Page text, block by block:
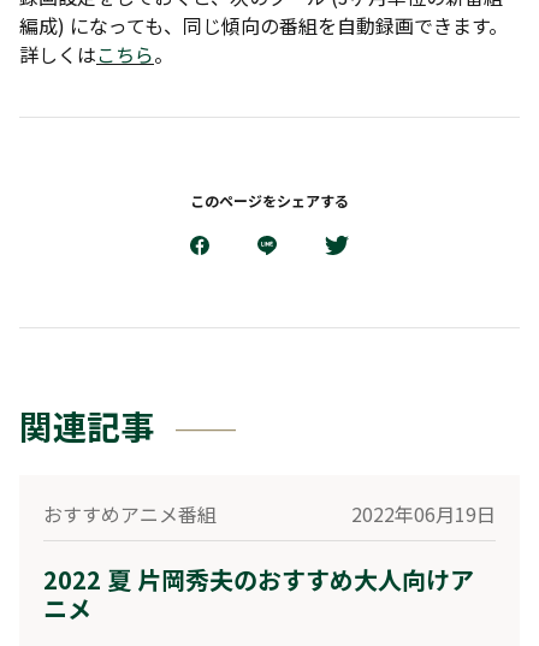
編成) になっても、同じ傾向の番組を自動録画できます。
詳しくはこちら。
このページをシェアする
関連記事
おすすめアニメ番組 2022年06月19日
2022 夏 片岡秀夫のおすすめ大人向けア
ニメ